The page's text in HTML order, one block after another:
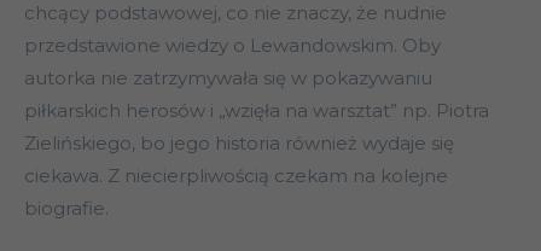
chcący podstawowej, co nie znaczy, że nudnie
przedstawione wiedzy o Lewandowskim. Oby
autorka nie zatrzymywała się w pokazywaniu
piłkarskich herosów i „wzięła na warsztat” np. Piotra
Zielińskiego, bo jego historia również wydaje się
ciekawa. Z niecierpliwością czekam na kolejne
biografie.